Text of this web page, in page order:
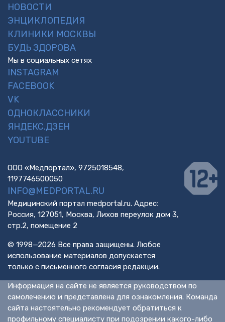
НОВОСТИ
ЭНЦИКЛОПЕДИЯ
КЛИНИКИ МОСКВЫ
БУДЬ ЗДОРОВА
Мы в социальных сетях
INSTAGRAM
FACEBOOK
VK
ОДНОКЛАССНИКИ
ЯНДЕКС.ДЗЕН
YOUTUBE
ООО «Медпортал», 9725018548,
1197746500050
INFO@MEDPORTAL.RU
Медицинский портал medportal.ru. Адрес:
Россия, 127051, Москва, Лихов переулок дом 3,
стр.2, помещение 2
© 1998—2026 Все права защищены. Любое
использование материалов допускается
только с письменного согласия редакции.
Информация на сайте не является руководством по
самолечению и представлена для ознакомления. Команда
сайта настоятельно рекомендует обратиться к
профильному специалисту при подозрении какого-либо